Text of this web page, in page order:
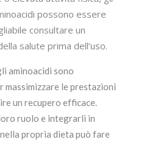
possono essere
consultare un
salute prima dell’uso.
aminoacidi sono
massimizzare le prestazioni
un recupero efficace.
ruolo e integrarli in
propria dieta può fare